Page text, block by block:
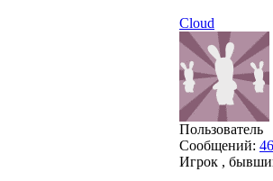
Cloud
Пользователь
Сообщений: 46
Игрок ,